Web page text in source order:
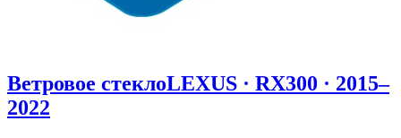
Ветровое стеклоLEXUS · RX300 · 2015–
2022